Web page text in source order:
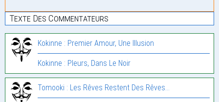
Texte Des Commentateurs
Kokinne : Premier Amour, Une Illusion
Kokinne : Pleurs, Dans Le Noir
Tomooki : Les Rêves Restent Des Rêves…